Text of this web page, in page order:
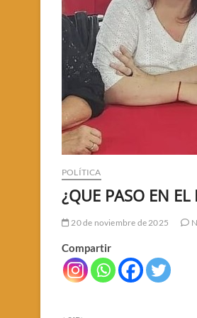
POLÍTICA
¿QUE PASO EN
20 de noviembre de 2025
Compartir